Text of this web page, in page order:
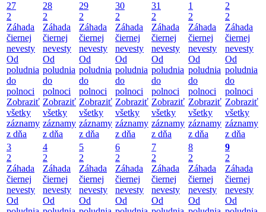
27
2
Záhada
čiernej
nevesty
Od
poludnia
do
polnoci
Zobraziť
všetky
záznamy
z dňa
28
2
Záhada
čiernej
nevesty
Od
poludnia
do
polnoci
Zobraziť
všetky
záznamy
z dňa
29
2
Záhada
čiernej
nevesty
Od
poludnia
do
polnoci
Zobraziť
všetky
záznamy
z dňa
30
2
Záhada
čiernej
nevesty
Od
poludnia
do
polnoci
Zobraziť
všetky
záznamy
z dňa
31
2
Záhada
čiernej
nevesty
Od
poludnia
do
polnoci
Zobraziť
všetky
záznamy
z dňa
1
2
Záhada
čiernej
nevesty
Od
poludnia
do
polnoci
Zobraziť
všetky
záznamy
z dňa
2
2
Záhada
čiernej
nevesty
Od
poludnia
do
polnoci
Zobraziť
všetky
záznamy
z dňa
3
2
Záhada
čiernej
nevesty
Od
4
2
Záhada
čiernej
nevesty
Od
5
2
Záhada
čiernej
nevesty
Od
6
2
Záhada
čiernej
nevesty
Od
7
2
Záhada
čiernej
nevesty
Od
8
2
Záhada
čiernej
nevesty
Od
9
2
Záhada
čiernej
nevesty
Od